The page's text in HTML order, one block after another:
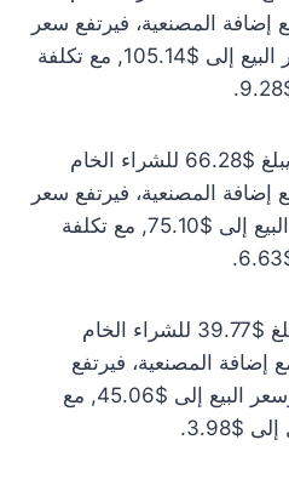
أما مع إضافة المصنعية، فيرتفع سعر
الشراء إلى $102.08 وسعر البيع إلى $105.14, مع تكلفة
سعر الذهب عيار 10 اليوم يبلغ $66.28 للشراء الخام
أما مع إضافة المصنعية، فيرتفع سعر
الشراء إلى $72.91 وسعر البيع إلى $75.10, مع تكلفة
سعر الذهب عيار 6 اليوم يبلغ $39.77 للشراء الخام
أما مع إضافة المصنعية، فيرتفع
سعر الشراء إلى $43.75 وسعر البيع إلى $45.06, مع
$3.98.